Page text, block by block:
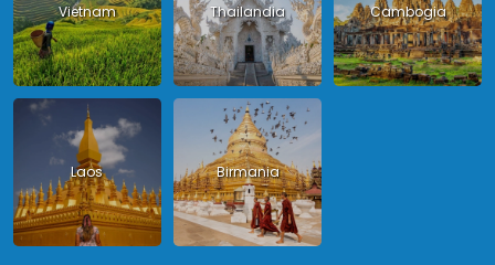
Vietnam Thailandia Cambogia
Laos Birmania